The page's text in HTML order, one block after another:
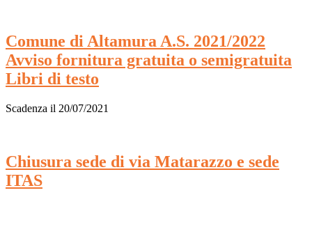
Comune di Altamura A.S. 2021/2022
Avviso fornitura gratuita o semigratuita
Libri di testo
Scadenza il 20/07/2021
Chiusura sede di via Matarazzo e sede
ITAS